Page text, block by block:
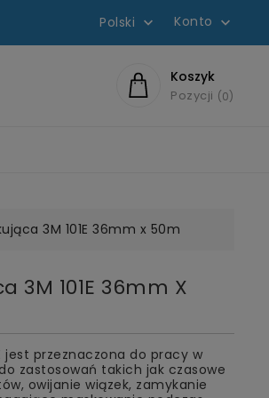
Polski  Konto 
Koszyk
Pozycji 0
3M 101E 36mm x 50m
3M 101E 36mm X
jest przeznaczona do pracy w
zastosowań takich jak czasowe
owijanie wiązek, zamykanie